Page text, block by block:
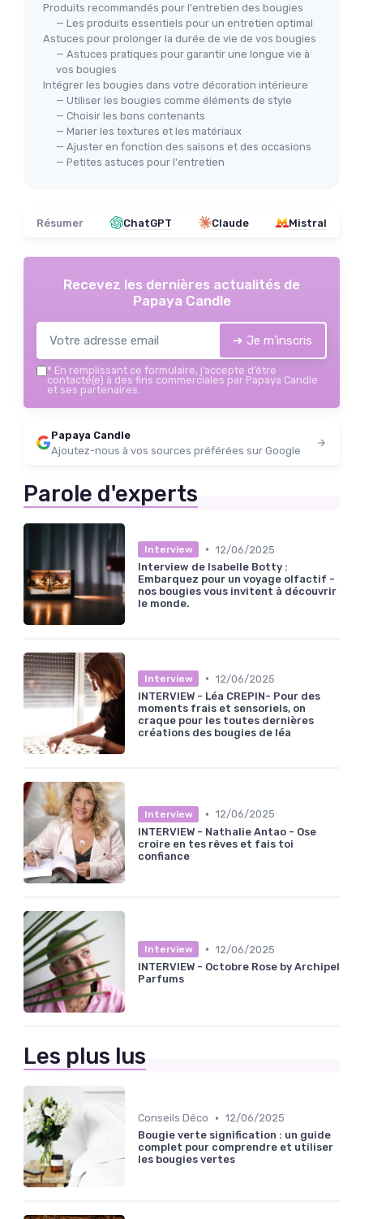
Produits recommandés pour l'entretien des bougies
— Les produits essentiels pour un entretien optimal
Astuces pour prolonger la durée de vie de vos bougies
— Astuces pratiques pour garantir une longue vie à
vos bougies
Intégrer les bougies dans votre décoration intérieure
— Utiliser les bougies comme éléments de style
— Choisir les bons contenants
— Marier les textures et les matériaux
— Ajuster en fonction des saisons et des occasions
— Petites astuces pour l'entretien
Résumer ChatGPT Claude Mistral
Recevez les dernières actualités de
Papaya Candle
➔ Je m'inscris
* En remplissant ce formulaire, j’accepte d’être
contacté(e) à des fins commerciales par Papaya Candle
et ses partenaires.
Papaya Candle
Ajoutez-nous à vos sources préférées sur Google
Parole d'experts
Interview • 12/06/2025
Interview de Isabelle Botty :
Embarquez pour un voyage olfactif -
nos bougies vous invitent à découvrir
le monde.
Interview • 12/06/2025
INTERVIEW - Léa CREPIN- Pour des
moments frais et sensoriels, on
craque pour les toutes dernières
créations des bougies de léa
Interview • 12/06/2025
INTERVIEW - Nathalie Antao - Ose
croire en tes rêves et fais toi
confiance
Interview • 12/06/2025
INTERVIEW - Octobre Rose by Archipel
Parfums
Les plus lus
Conseils Déco • 12/06/2025
Bougie verte signification : un guide
complet pour comprendre et utiliser
les bougies vertes